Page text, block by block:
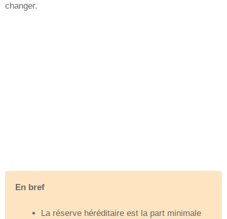
changer.
En bref
La réserve héréditaire est la part minimale